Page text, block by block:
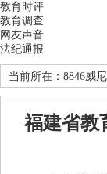
教育时评
教育调查
网友声音
法纪通报
当前所在： 8846威
福建省教